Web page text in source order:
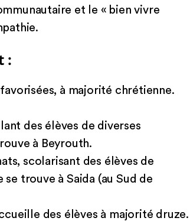
et le « bien vivre
:
à majorité chrétienne.
des élèves de diverses
à Beyrouth.
scolarisant des élèves de
trouve à Saida (au Sud de
des élèves à majorité druze.